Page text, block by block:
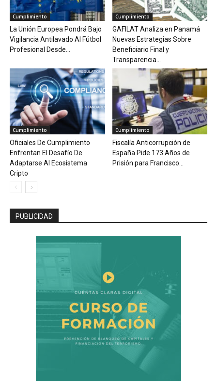
Cumplimiento
La Unión Europea Pondrá Bajo
Vigilancia Antilavado Al Fútbol
Profesional Desde...
Cumplimiento
GAFILAT Analiza en Panamá
Nuevas Estrategias Sobre
Beneficiario Final y
Transparencia...
Cumplimiento
Oficiales De Cumplimiento
Enfrentan El Desafío De
Adaptarse Al Ecosistema
Cripto
Cumplimiento
Fiscalía Anticorrupción de
España Pide 173 Años de
Prisión para Francisco...
PUBLICIDAD